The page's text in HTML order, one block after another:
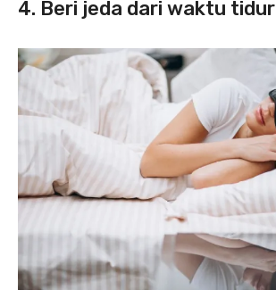
4. Beri jeda dari waktu tidur